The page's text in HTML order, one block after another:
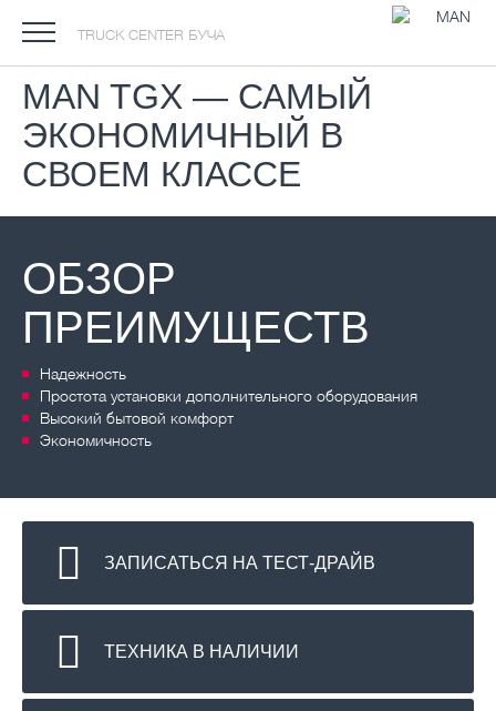
TRUCK CENTER БУЧА
MAN TGX — САМЫЙ
ЭКОНОМИЧНЫЙ В
СВОЕМ КЛАССЕ
ОБЗОР
ПРЕИМУЩЕСТВ
Надежность
Простота установки дополнительного оборудования
Высокий бытовой комфорт
Экономичность
ЗАПИСАТЬСЯ НА ТЕСТ-ДРАЙВ
ТЕХНИКА В НАЛИЧИИ